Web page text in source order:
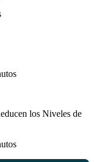
los Niveles de